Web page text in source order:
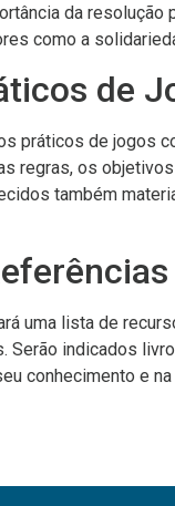
da
como a
de
práticos de jogos
regras, os
também
uma lista de
indicados
conhecimento e